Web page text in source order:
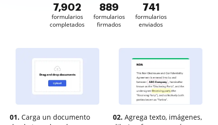
7,902
formularios
completados
889
formularios
firmados
741
formularios
enviados
01. Carga un documento
02. Agrega texto, imágenes,